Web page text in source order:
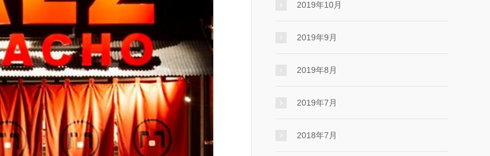
2019年10月
2019年9月
2019年8月
2019年7月
2018年7月